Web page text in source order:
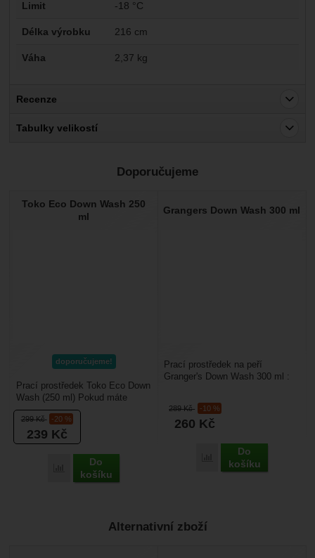
Limit -18 °C
Délka výrobku 216 cm
Váha 2,37 kg
Recenze
Nebyla přidána žádná recenze.
Tabulky velikostí
Doporučujeme
Toko Eco Down Wash 250
ml
doporučujeme!
299Kč -20 %
239 Kč
Porovnat
Do
košíku
Prací prostředek Toko Eco Down
Wash (250 ml) Pokud máte
doma péřovou bundu, vestu
nebo spacák (například...
Grangers Down Wash 300 ml
289Kč -10 %
260 Kč
Porovnat
Do
košíku
Prací prostředek na peří
Granger's Down Wash 300 ml :
oblečení a péřových...
Alternativní zboží